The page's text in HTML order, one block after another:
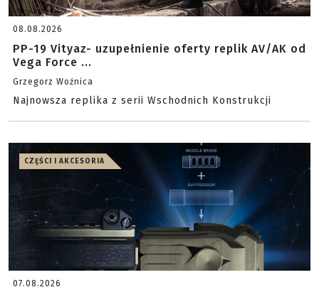
08.08.2026
PP-19 Vityaz- uzupełnienie oferty replik AV/AK od
Vega Force ...
Grzegorz Woźnica
Najnowsza replika z serii Wschodnich Konstrukcji
CZĘŚCI I AKCESORIA
07.08.2026